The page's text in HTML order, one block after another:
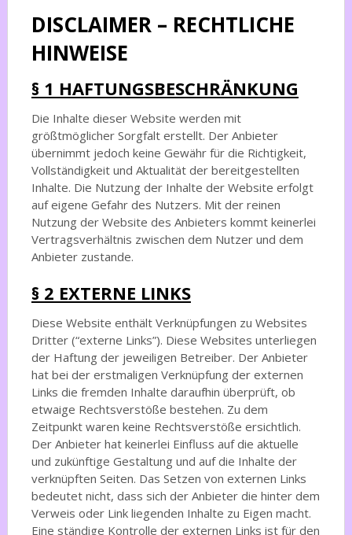
DISCLAIMER – RECHTLICHE
HINWEISE
§ 1 HAFTUNGSBESCHRÄNKUNG
Die Inhalte dieser Website werden mit
größtmöglicher Sorgfalt erstellt. Der Anbieter
übernimmt jedoch keine Gewähr für die Richtigkeit,
Vollständigkeit und Aktualität der bereitgestellten
Inhalte. Die Nutzung der Inhalte der Website erfolgt
auf eigene Gefahr des Nutzers. Mit der reinen
Nutzung der Website des Anbieters kommt keinerlei
Vertragsverhältnis zwischen dem Nutzer und dem
Anbieter zustande.
§ 2 EXTERNE LINKS
Diese Website enthält Verknüpfungen zu Websites
Dritter (“externe Links”). Diese Websites unterliegen
der Haftung der jeweiligen Betreiber. Der Anbieter
hat bei der erstmaligen Verknüpfung der externen
Links die fremden Inhalte daraufhin überprüft, ob
etwaige Rechtsverstöße bestehen. Zu dem
Zeitpunkt waren keine Rechtsverstöße ersichtlich.
Der Anbieter hat keinerlei Einfluss auf die aktuelle
und zukünftige Gestaltung und auf die Inhalte der
verknüpften Seiten. Das Setzen von externen Links
bedeutet nicht, dass sich der Anbieter die hinter dem
Verweis oder Link liegenden Inhalte zu Eigen macht.
Eine ständige Kontrolle der externen Links ist für den